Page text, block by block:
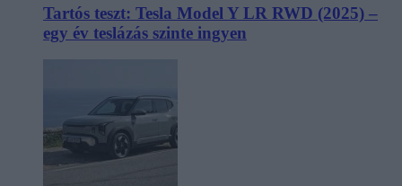
Tartós teszt: Tesla Model Y LR RWD (2025) –
egy év teslázás szinte ingyen